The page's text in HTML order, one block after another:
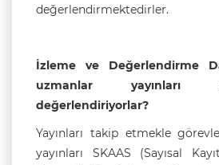
değerlendirmektedirler.
İzleme ve Değerlendirme
uzmanlar yayınları
değerlendiriyorlar?
Yayınları takip etmekle
yayınları SKAAS (Sayısal